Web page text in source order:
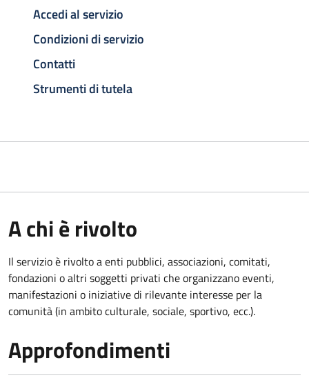
Accedi al servizio
Condizioni di servizio
Contatti
Strumenti di tutela
A chi è rivolto
Il servizio è rivolto a enti pubblici, associazioni, comitati,
fondazioni o altri soggetti privati che organizzano eventi,
manifestazioni o iniziative di rilevante interesse per la
comunità (in ambito culturale, sociale, sportivo, ecc.).
Approfondimenti